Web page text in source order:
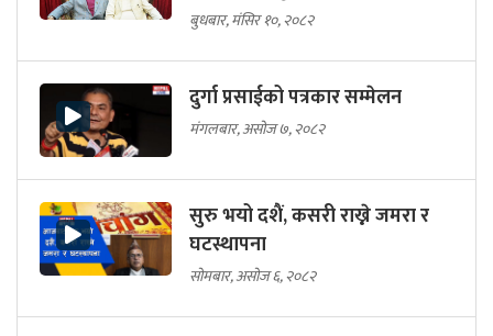
बुधबार, मंसिर १०, २०८२
दुर्गा प्रसाईको पत्रकार सम्मेलन
मंगलबार, असोज ७, २०८२
सुरु भयो दशैं, कसरी राख्ने जमरा र
घटस्थापना
सोमबार, असोज ६, २०८२